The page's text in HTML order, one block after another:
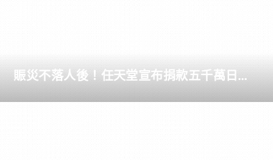
TV
掌
賑災不落人後！任天堂宣布捐款五千萬日圓